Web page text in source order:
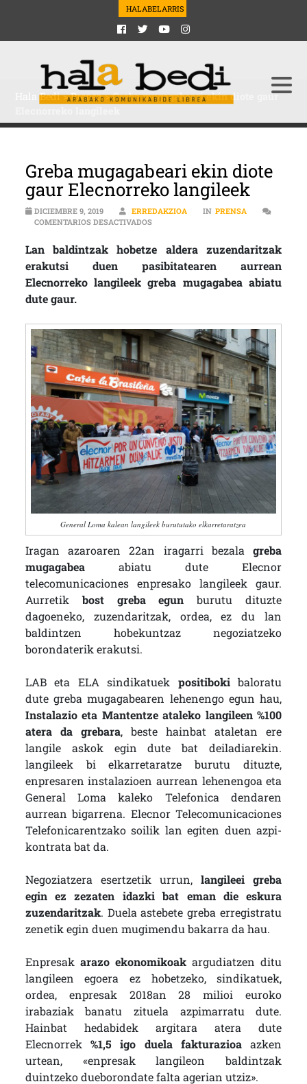
HALABELARRIS
Hala Bedi>Prensa>Greba mugagabeari ekin diote gaur
Greba mugagabeari ekin diote
gaur Elecnorreko langileek
DICIEMBRE 9, 2019 ERREDAKZIOA IN PRENSA
COMENTARIOS DESACTIVADOSEN GREBA MUGAGABEARI EKIN DIOTE
Lan baldintzak hobetze aldera zuzendaritzak
erakutsi duen pasibitatearen aurrean
Elecnorreko langileek greba mugagabea abiatu
dute gaur.
General Loma kalean langileek burututako elkarretaratzea
Iragan azaroaren 22an iragarri bezala greba
mugagabeaabiatu dute Elecnor
telecomunicaciones enpresako langileek gaur.
Aurretikbost greba egun burutu dituzte
dagoeneko, zuzendaritzak, ordea, ez du lan
baldintzen hobekuntzaz negoziatzeko
borondaterik erakutsi.
LAB eta ELA sindikatuek positibokibaloratu
dute greba mugagabearen lehenengo egun hau,
Instalazio eta Mantentze ataleko langileen %100
atera da grebara, beste hainbat ataletan ere
langile askok egin dute bat deiladiarekin.
langileek bi elkarretaratze burutu dituzte,
enpresaren instalazioen aurrean lehenengoa eta
General Loma kaleko Telefonica dendaren
aurrean bigarrena. Elecnor Telecomunicaciones
Telefonicarentzako soilik lan egiten duen azpi-
kontrata bat da.
Negoziatzera esertzetik urrun,langileei greba
egin ez zezaten idazki bat eman die eskura
zuzendaritzak. Duela astebete greba erregistratu
zenetik egin duen mugimendu bakarra da hau.
Enpresak arazo ekonomikoak argudiatzen ditu
langileen egoera ez hobetzeko, sindikatuek,
ordea, enpresak 2018an 28 milioi euroko
irabaziak banatu zituela azpimarratu dute.
Hainbat hedabidek argitara atera dute
Elecnorrek %1,5 igo duela fakturazioaazken
urtean, «enpresak langileon baldintzak
duintzeko dueborondate falta agerian utziz».